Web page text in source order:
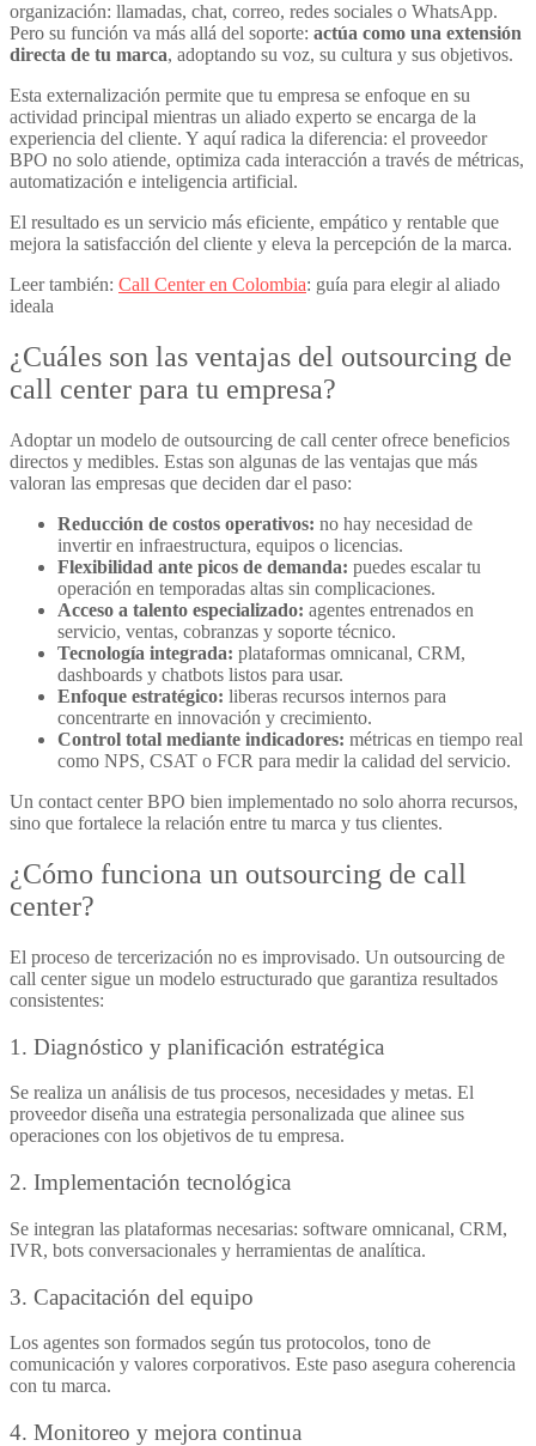
organización: llamadas, chat, correo, redes sociales o WhatsApp.
Pero su función va más allá del soporte: actúa como una extensión
directa de tu marca, adoptando su voz, su cultura y sus objetivos.
Esta externalización permite que tu empresa se enfoque en su
actividad principal mientras un aliado experto se encarga de la
experiencia del cliente. Y aquí radica la diferencia: el proveedor
BPO no solo atiende, optimiza cada interacción a través de métricas,
automatización e inteligencia artificial.
El resultado es un servicio más eficiente, empático y rentable que
mejora la satisfacción del cliente y eleva la percepción de la marca.
Leer también: Call Center en Colombia: guía para elegir al aliado
ideala
¿Cuáles son las ventajas del outsourcing de
call center para tu empresa?
Adoptar un modelo de outsourcing de call centerofrece beneficios
directos y medibles. Estas son algunas de las ventajas que más
valoran las empresas que deciden dar el paso:
Reducción de costos operativos: no hay necesidad de
invertir en infraestructura, equipos o licencias.
Flexibilidad ante picos de demanda: puedes escalar tu
operación en temporadas altas sin complicaciones.
Acceso a talento especializado: agentes entrenados en
servicio, ventas, cobranzas y soporte técnico.
Tecnología integrada: plataformas omnicanal, CRM,
dashboards y chatbots listos para usar.
Enfoque estratégico: liberas recursos internos para
concentrarte en innovación y crecimiento.
Control total mediante indicadores: métricas en tiempo real
como NPS, CSAT o FCR para medir la calidad del servicio.
Un contact center BPO bien implementado no solo ahorra recursos,
sino que fortalece la relación entre tu marca y tus clientes.
¿Cómo funciona un outsourcing de call
center?
El proceso de tercerización no es improvisado. Un outsourcing de
call centersigue un modelo estructurado que garantiza resultados
consistentes:
1. Diagnóstico y planificación estratégica
Se realiza un análisis de tus procesos, necesidades y metas. El
proveedor diseña una estrategia personalizada que alinee sus
operaciones con los objetivos de tu empresa.
2. Implementación tecnológica
Se integran las plataformas necesarias: software omnicanal, CRM,
IVR, bots conversacionales y herramientas de analítica.
3. Capacitación del equipo
Los agentes son formados según tus protocolos, tono de
comunicación y valores corporativos. Este paso asegura coherencia
con tu marca.
4. Monitoreo y mejora continua